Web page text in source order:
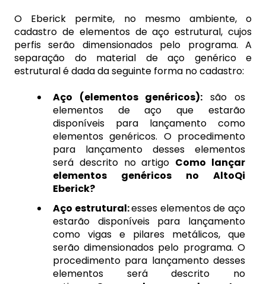
O Eberick permite, no mesmo ambiente, o
cadastro de elementos de aço estrutural, cujos
perfis serão dimensionados pelo programa. A
separação do material de aço genérico e
estrutural é dada da seguinte forma no cadastro:
Aço (elementos genéricos): são os
elementos de aço que estarão
disponíveis para lançamento como
elementos genéricos. O procedimento
para lançamento desses elementos
será descrito no artigo Como lançar
elementos genéricos no AltoQi
Eberick?
Aço estrutural:esses elementos de aço
estarão disponíveis para lançamento
como vigas e pilares metálicos, que
serão dimensionados pelo programa. O
procedimento para lançamento desses
elementos será descrito no